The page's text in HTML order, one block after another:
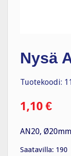
Nysä
Tuotekoodi:
1,10 €
AN20,
Saatavilla: 190